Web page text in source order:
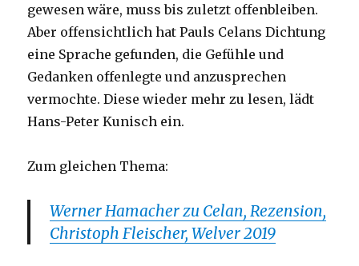
gewesen wäre, muss bis zuletzt offenbleiben.
Aber offensichtlich hat Pauls Celans Dichtung
eine Sprache gefunden, die Gefühle und
Gedanken offenlegte und anzusprechen
vermochte. Diese wieder mehr zu lesen, lädt
Hans-Peter Kunisch ein.
Zum gleichen Thema:
Werner Hamacher zu Celan, Rezension,
Christoph Fleischer, Welver 2019